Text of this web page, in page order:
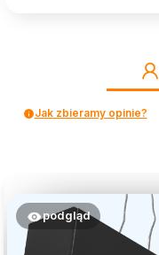
Jak zbieramy opinie?
podgląd